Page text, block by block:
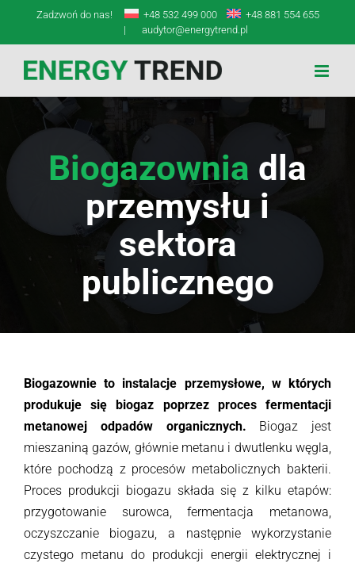
zawartości
Zadzwoń do nas! +48 532 499 000
+48 881 554 655
|
audytor@energytrend.pl
Biogazownia dla
przemysłu i
sektora
publicznego
Biogazownie to instalacje przemysłowe, w których
produkuje się biogaz poprzez proces fermentacji
metanowej odpadów organicznych. Biogaz jest
mieszaniną gazów, głównie metanu i dwutlenku węgla,
które pochodzą z procesów metabolicznych bakterii.
Proces produkcji biogazu składa się z kilku etapów:
przygotowanie surowca, fermentacja metanowa,
oczyszczanie biogazu, a następnie wykorzystanie
czystego metanu do produkcji energii elektrycznej i